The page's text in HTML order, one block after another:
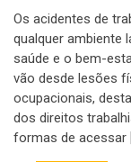
Os acidentes de
qualquer ambiente
saúde e o bem-
vão desde lesões
ocupacionais,
dos direitos
formas de acessar